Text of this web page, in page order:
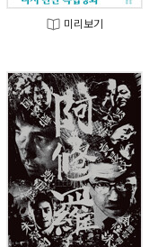
미리보기